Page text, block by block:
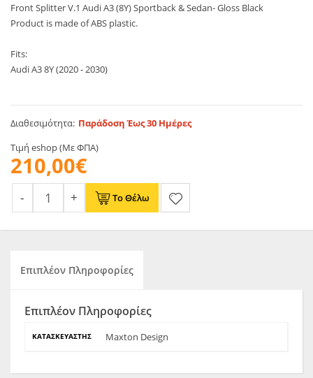
Front Splitter V.1 Audi A3 (8Y) Sportback & Sedan- Gloss Black
Product is made of ABS plastic.
Fits:
Audi A3 8Y (2020 - 2030)
Διαθεσιμότητα: Παράδοση Έως 30 Ημέρες
Τιμή eshop (Με ΦΠΑ)
210,00€
Το Θέλω
Επιπλέον Πληροφορίες
Επιπλέον Πληροφορίες
ΚΑΤΑΣΚΕΥΑΣΤΉΣ Maxton Design